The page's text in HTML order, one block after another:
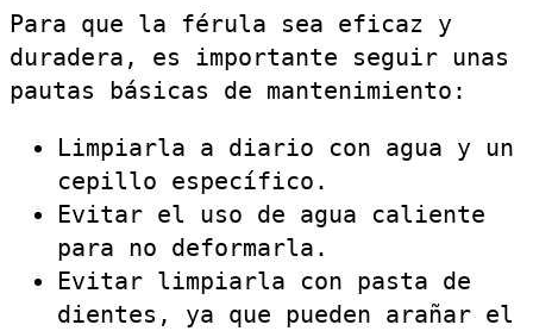
Para que la férula sea eficaz y
duradera, es importante seguir unas
pautas básicas de mantenimiento:
Limpiarla a diario con agua y un
cepillo específico.
Evitar el uso de agua caliente
para no deformarla.
Evitar limpiarla con pasta de
dientes, ya que pueden arañar el